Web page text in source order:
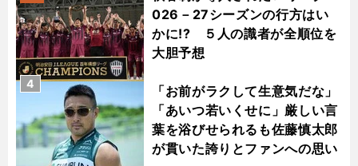
026－27シーズンの行方はい
かに!? ５人の識者が全順位を
大胆予想
「お前がラクして生意気だな」
「あいつ若いくせに」厳しい言
葉を浴びせられるも佐藤慎太郎
が貫いた誇りとファンへの思い
4